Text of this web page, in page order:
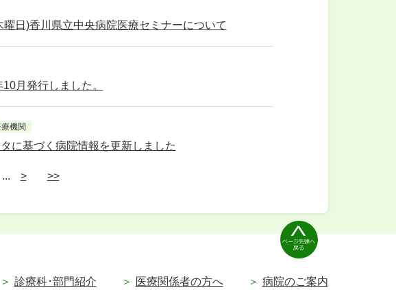
曜日)香川県立中央病院医療セミナーについて
月発行しました。
療機関
に基づく病院情報を更新しました
... > >>
診療科･部門紹介 医療関係者の方へ 病院のご案内